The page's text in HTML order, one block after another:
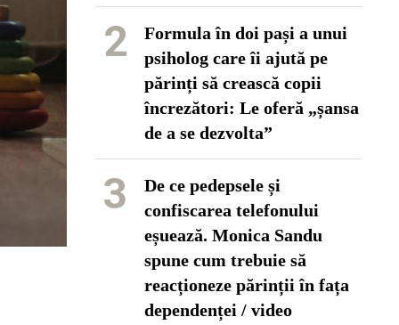
2
Formula în doi pași a unui
psiholog care îi ajută pe
părinți să crească copii
încrezători: Le oferă „șansa
de a se dezvolta”
3
De ce pedepsele și
confiscarea telefonului
eșuează. Monica Sandu
spune cum trebuie să
reacționeze părinții în fața
dependenței / video